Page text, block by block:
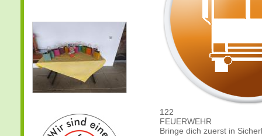
122
FEUERWEHR
Bringe dich zuerst in